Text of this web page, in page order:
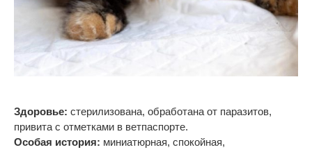
Здоровье: стерилизована, обработана от паразитов,
привита с отметками в ветпаспорте.
Особая история: миниатюрная, спокойная,